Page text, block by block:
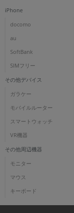
iPhone
docomo
au
SoftBank
SIMフリー
その他デバイス
ガラケー
モバイルルーター
スマートウォッチ
VR機器
その他周辺機器
モニター
マウス
キーボード